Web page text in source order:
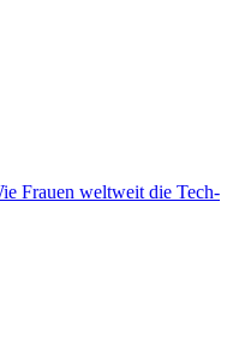
Frauen weltweit die Tech-